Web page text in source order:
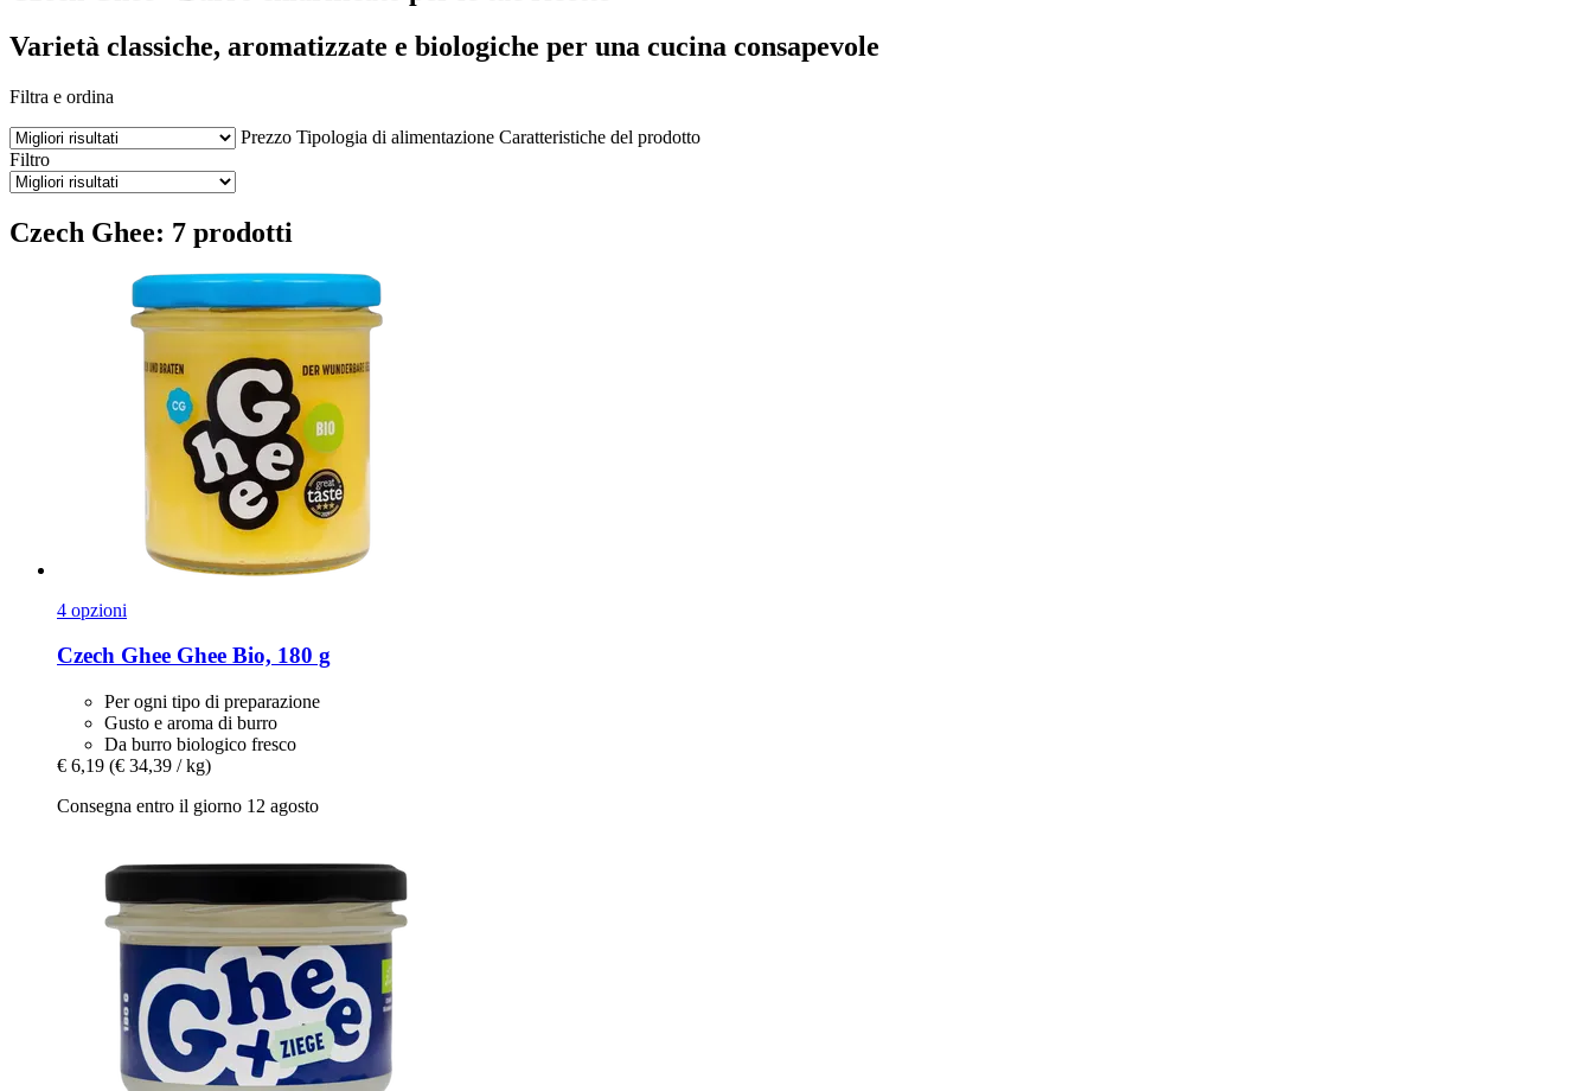
Varietà classiche, aromatizzate e biologiche per una cucina consapevole
Filtra e ordina
Prezzo Tipologia di alimentazione Caratteristiche del prodotto
Filtro
Czech Ghee: 7 prodotti
4 opzioni
Czech Ghee Ghee Bio, 180 g
Per ogni tipo di preparazione
Gusto e aroma di burro
Da burro biologico fresco
€ 6,19 (€ 34,39 / kg)
Consegna entro il giorno 12 agosto